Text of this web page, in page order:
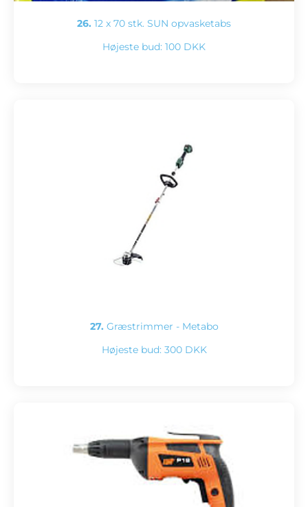
26. 12 x 70 stk. SUN opvasketabs
Højeste bud: 100 DKK
27. Græstrimmer - Metabo
Højeste bud: 300 DKK